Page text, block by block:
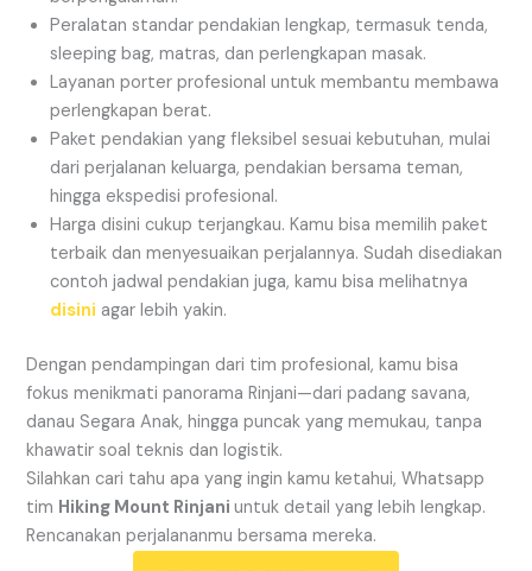
Peralatan standar pendakian lengkap, termasuk tenda,
sleeping bag, matras, dan perlengkapan masak.
Layanan porter profesional untuk membantu membawa
perlengkapan berat.
Paket pendakian yang fleksibel sesuai kebutuhan, mulai
dari perjalanan keluarga, pendakian bersama teman,
hingga ekspedisi profesional.
Harga disini cukup terjangkau. Kamu bisa memilih paket
terbaik dan menyesuaikan perjalannya. Sudah disediakan
contoh jadwal pendakian juga, kamu bisa melihatnya
disini agar lebih yakin.
Dengan pendampingan dari tim profesional, kamu bisa
fokus menikmati panorama Rinjani—dari padang savana,
danau Segara Anak, hingga puncak yang memukau, tanpa
khawatir soal teknis dan logistik.
Silahkan cari tahu apa yang ingin kamu ketahui, Whatsapp
tim Hiking Mount Rinjaniuntuk detail yang lebih lengkap.
Rencanakan perjalananmu bersama mereka.